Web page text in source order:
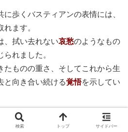
歩くバスティアンの表情には、
れます。
、拭い去れない哀愁のようなもの
れました。
たものの重さ、そしてこれから生
と向き合い続ける覚悟を示してい
検索 トップ サイドバー